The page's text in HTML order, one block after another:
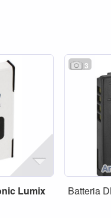
Lumix
3
Batteria